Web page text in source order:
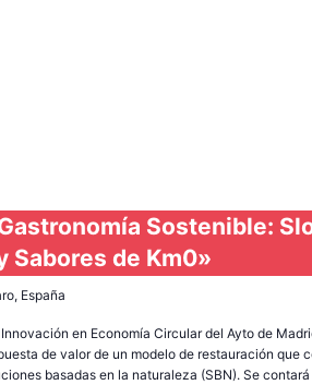
Sostenible:
Sabores de Km0»
España
en Economía Circular del Ayto de
de valor de un modelo de restauración que
basadas en la naturaleza (SBN). Se